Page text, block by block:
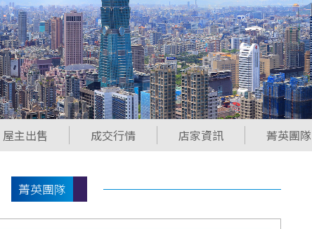
屋主出售 成交行情 店家資訊 菁英團隊
菁英團隊